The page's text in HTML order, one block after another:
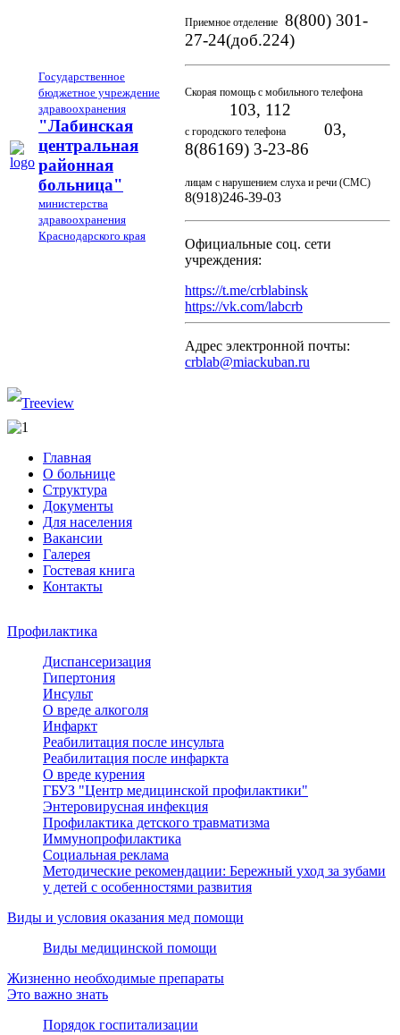
Государственное
бюджетное учреждение
здравоохранения
"Лабинская
центральная
районная
больница"
министерства
здравоохранения
Краснодарского края
Приемное отделение 8(800) 301-
27-24(доб.224)
Скорая помощь с мобильного телефона
103, 112
с городского телефона
03,
8(86169) 3-23-86
лицам с нарушением слуха и речи (СМС)
8(918)246-39-03
Официальные соц. сети
учреждения:
https://t.me/crblabinsk
https://vk.com/labcrb
Адрес электронной почты:
crblab@miackuban.ru
Главная
О больнице
Структура
Документы
Для населения
Вакансии
Галерея
Гостевая книга
Контакты
Профилактика
Диспансеризация
Гипертония
Инсульт
О вреде алкоголя
Инфаркт
Реабилитация после инсульта
Реабилитация после инфаркта
О вреде курения
ГБУЗ "Центр медицинской профилактики"
Энтеровирусная инфекция
Профилактика детского травматизма
Иммунопрофилактика
Социальная реклама
Методические рекомендации: Бережный уход за зубами
у детей с особенностями развития
Виды и условия оказания мед помощи
Виды медицинской помощи
Жизненно необходимые препараты
Это важно знать
Порядок госпитализации